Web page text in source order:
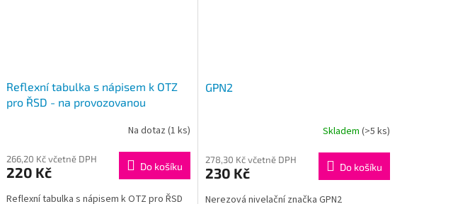
Reflexní tabulka s nápisem k OTZ
pro ŘSD - na provozovanou
Na dotaz (1 ks)
266,20 Kč včetně DPH
220 Kč Do košíku
Reflexní tabulka s nápisem k OTZ pro ŘSD
GPN2
Skladem (>5 ks)
278,30 Kč včetně DPH
230 Kč Do košíku
Nerezová nivelační značka GPN2